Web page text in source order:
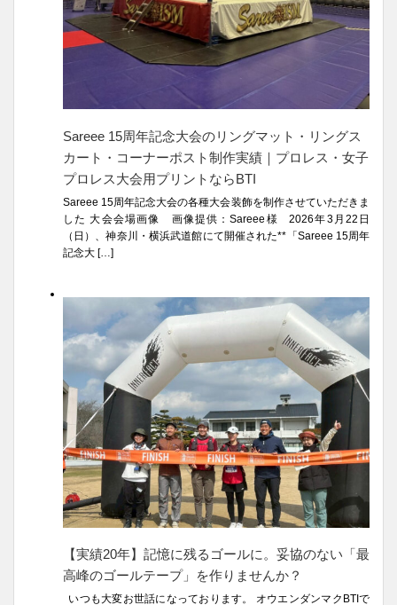
Sareee 15周年記念大会のリングマット・リングス
カート・コーナーポスト制作実績｜プロレス・女子
プロレス大会用プリントならBTI
Sareee 15周年記念大会の各種大会装飾を制作させていただきま
した 大会会場画像 画像提供：Sareee様 2026年3月22日
（日）、神奈川・横浜武道館にて開催された**「Sareee 15周年
記念大 […]
【実績20年】記憶に残るゴールに。妥協のない「最
高峰のゴールテープ」を作りませんか？
いつも大変お世話になっております。 オウエンダンマクBTIで